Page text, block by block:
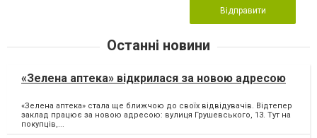
Відправити
Останні новини
«Зелена аптека» відкрилася за новою адресою
«Зелена аптека» стала ще ближчою до своїх відвідувачів. Відтепер
заклад працює за новою адресою: вулиця Грушевського, 13. Тут на
покупців,...